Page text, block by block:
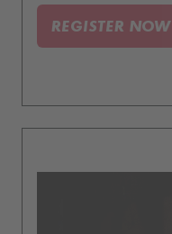
REGISTER NOW